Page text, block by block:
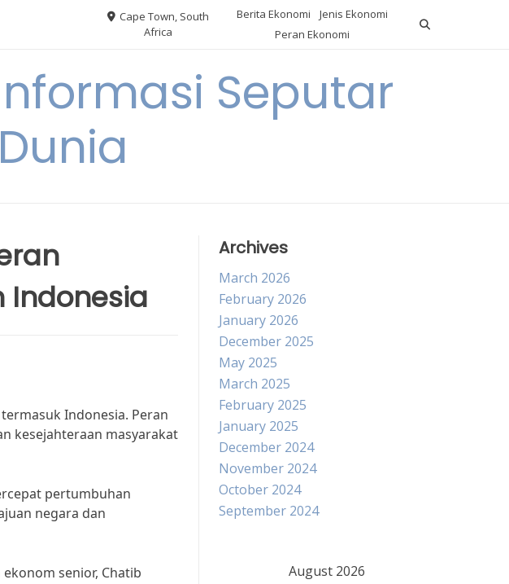
Cape Town, South
Africa
Berita Ekonomi
Jenis Ekonomi
Peran Ekonomi
Informasi Seputar
Indonesia
Indonesia. Peran
kesejahteraan masyarakat
pertumbuhan
negara dan
senior, Chatib
Archives
March 2026
February 2026
January 2026
December 2025
May 2025
March 2025
February 2025
January 2025
December 2024
November 2024
October 2024
September 2024
August 2026